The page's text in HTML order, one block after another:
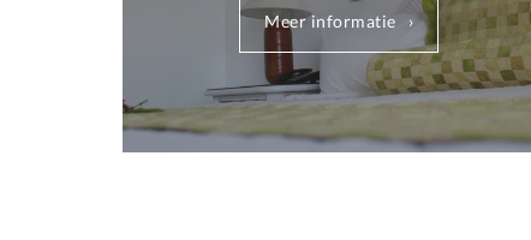
Meer informatie